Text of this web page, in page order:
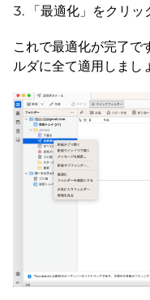
「最適化」をクリッ
これで最適化が完了で
ルダに全て適用しまし